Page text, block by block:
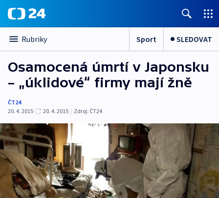
Rubriky Sport SLEDOVAT
Osamocená úmrtí v Japonsku
– „úklidové“ firmy mají žně
ČT24
20. 4. 2015
20. 4. 2015 | Zdroj: ČT24